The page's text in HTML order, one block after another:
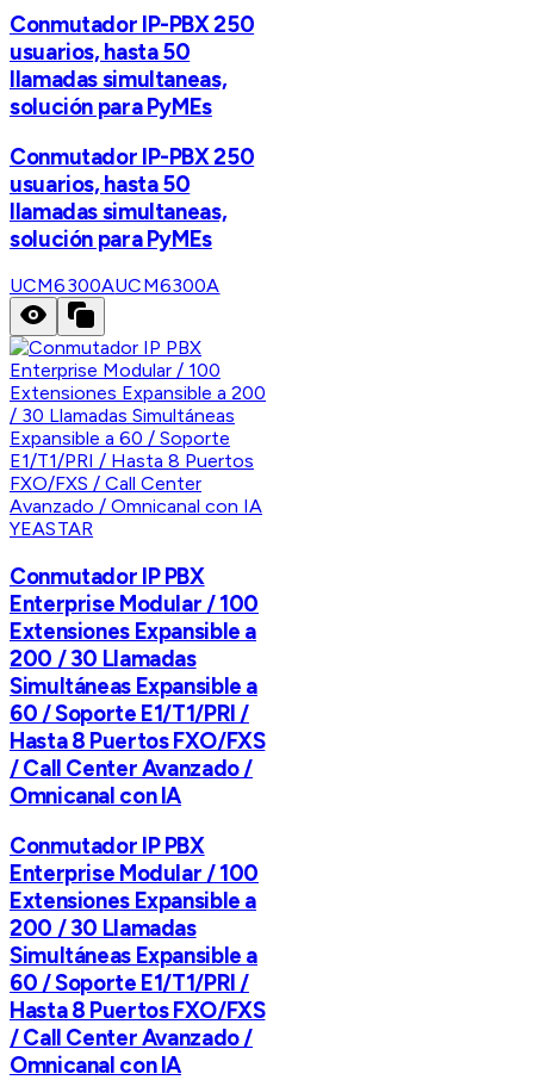
Conmutador IP-PBX 250
usuarios, hasta 50
llamadas simultaneas,
solución para PyMEs
Conmutador IP-PBX 250
usuarios, hasta 50
llamadas simultaneas,
solución para PyMEs
UCM6300AUCM6300A
YEASTAR
Conmutador IP PBX
Enterprise Modular / 100
Extensiones Expansible a
200 / 30 Llamadas
Simultáneas Expansible a
60 / Soporte E1/T1/PRI /
Hasta 8 Puertos FXO/FXS
/ Call Center Avanzado /
Omnicanal con IA
Conmutador IP PBX
Enterprise Modular / 100
Extensiones Expansible a
200 / 30 Llamadas
Simultáneas Expansible a
60 / Soporte E1/T1/PRI /
Hasta 8 Puertos FXO/FXS
/ Call Center Avanzado /
Omnicanal con IA